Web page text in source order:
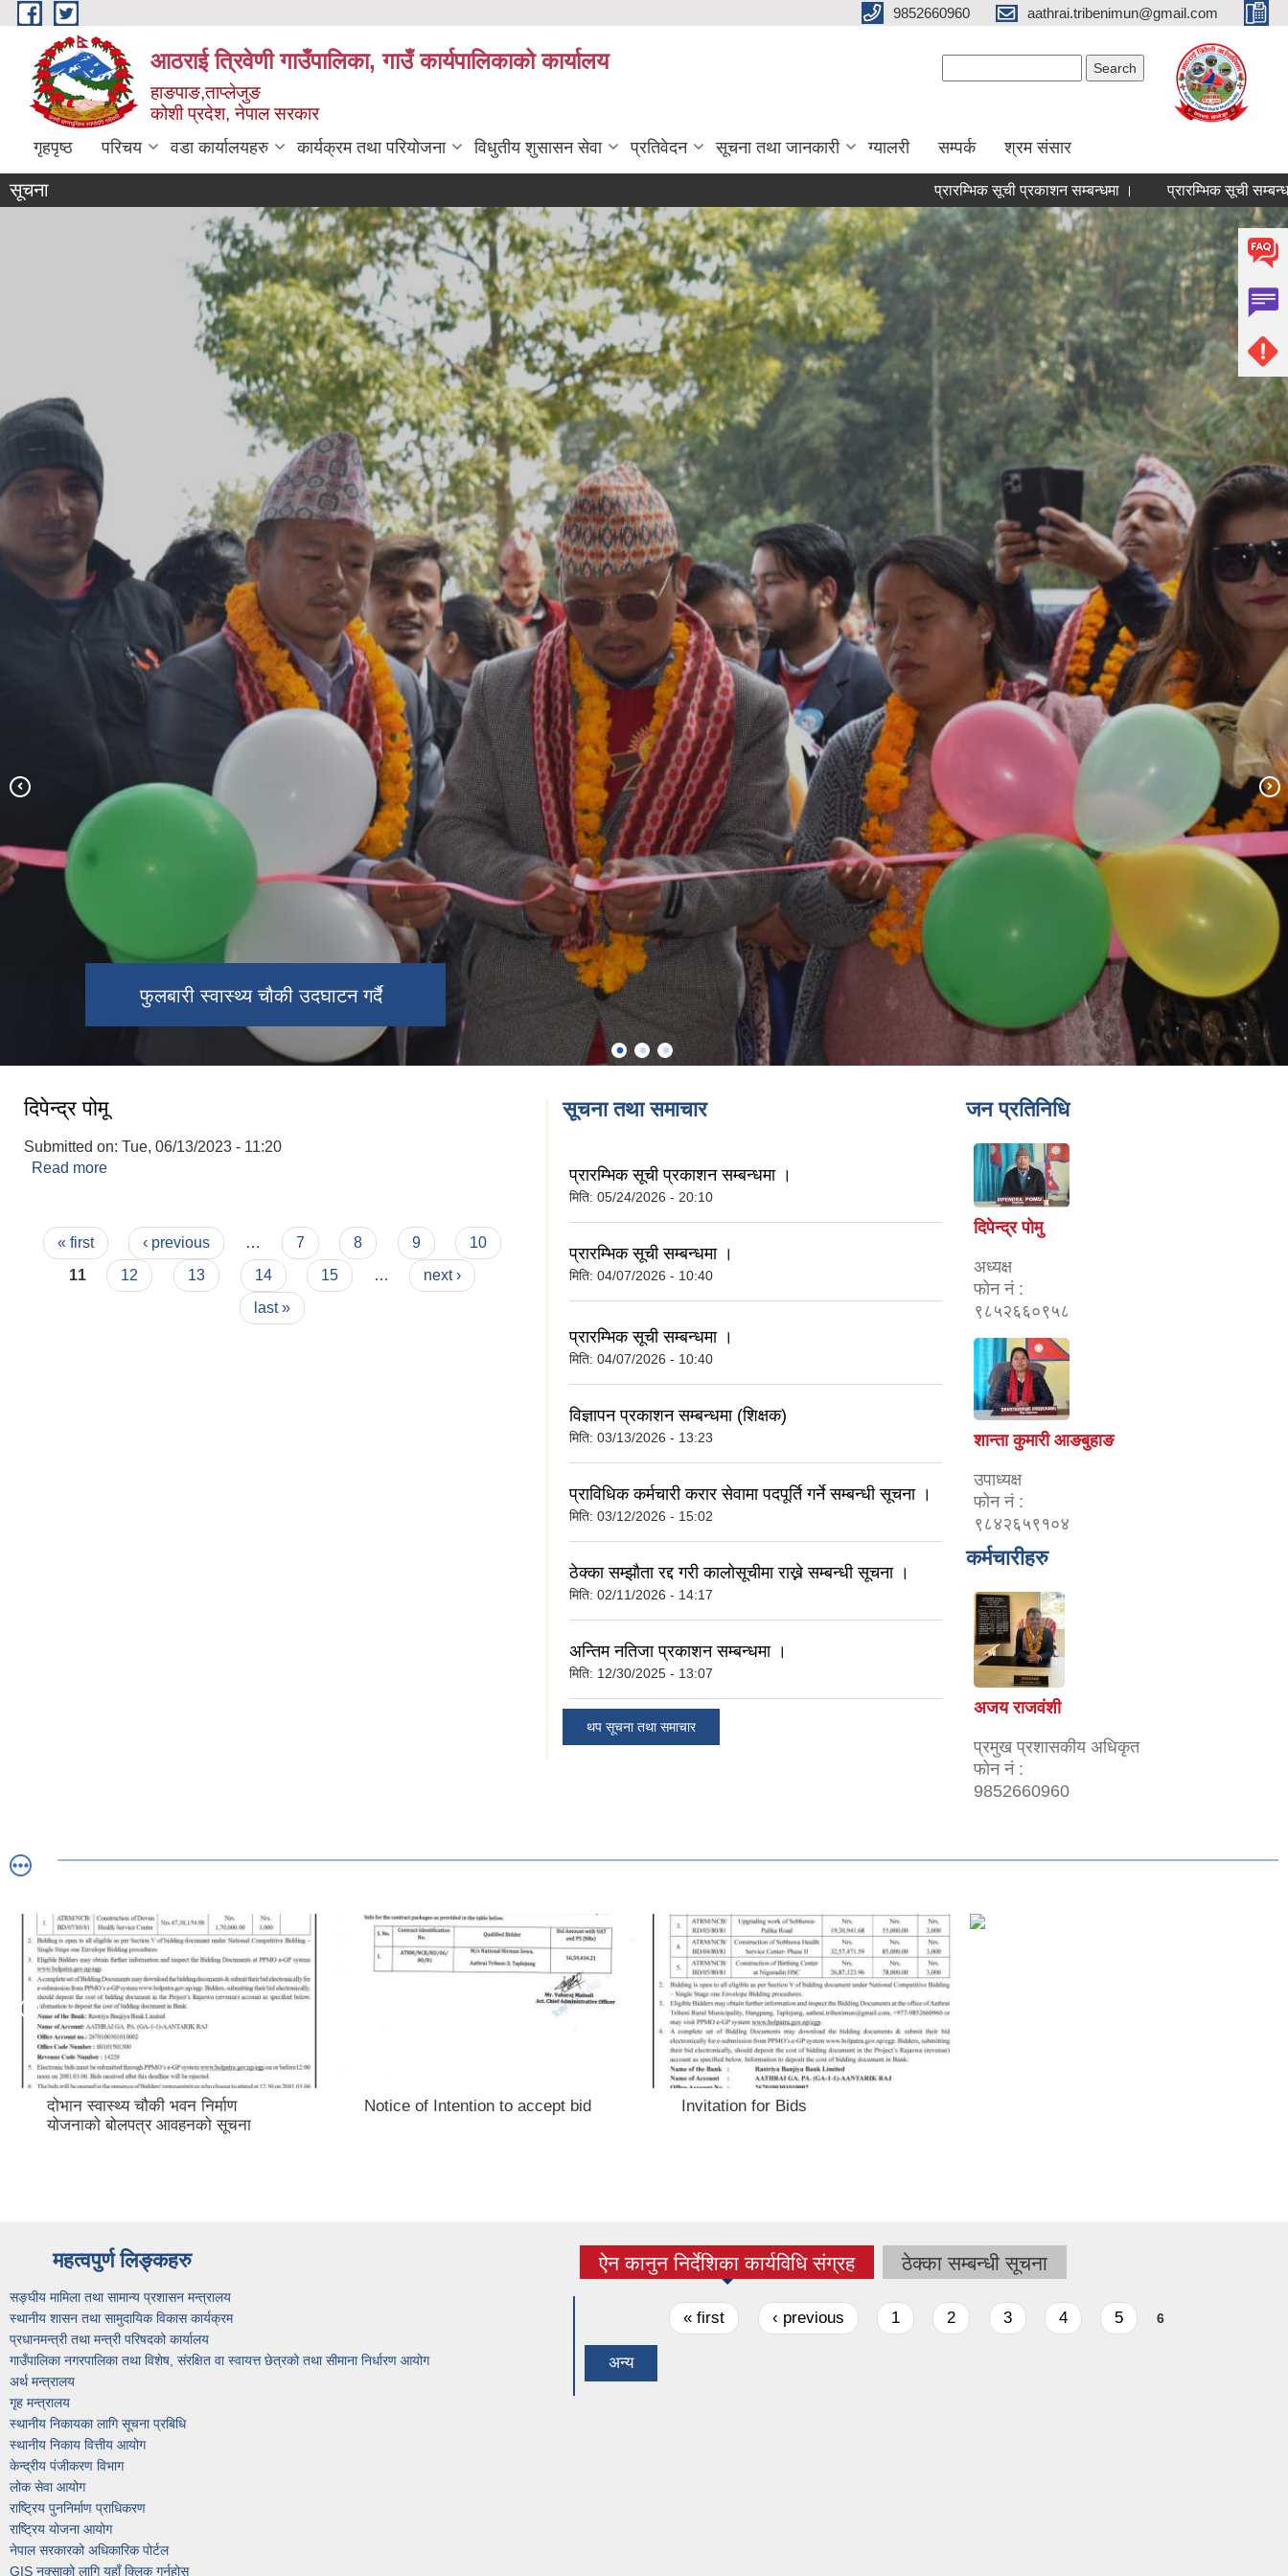
Skip to main content 9852660960 aathrai.tribenimun@gmail.com
आठराई त्रिवेणी गाउँपालिका, गाउँ कार्यपालिकाको कार्यालय
हाङपाङ,ताप्लेजुङ
कोशी प्रदेश, नेपाल सरकार
गृहपृष्ठ परिचय वडा कार्यालयहरु कार्यक्रम तथा परियोजना विधुतीय शुसासन सेवा प्रतिवेदन सूचना तथा जानकारी ग्यालरी सम्पर्क श्रम संसार
सूचना प्रारम्भिक सूची प्रकाशन सम्बन्धमा । प्रारम्भिक सूची सम्बन्धमा ।
फुलबारी स्वास्थ्य चौकी उदघाटन गर्दै
राष्ट्रपति रनिङ शिल्ड
उदघाटन कार्यक्रममा जि.स.स प्रमुख सहित
आठराई त्रिवेणी गाउँपालिका पदाधिकारी
दिपेन्द्र पोमू
Submitted on: Tue, 06/13/2023 - 11:20
Read more
Pages
« first ‹ previous … 7 8 9
10
11
12 13 14 15 …
next ›
last »
सूचना तथा समाचार
प्रारम्भिक सूची प्रकाशन सम्बन्धमा ।
मिति: 05/24/2026 - 20:10
प्रारम्भिक सूची सम्बन्धमा ।
मिति: 04/07/2026 - 10:40
प्रारम्भिक सूची सम्बन्धमा ।
मिति: 04/07/2026 - 10:40
विज्ञापन प्रकाशन सम्बन्धमा (शिक्षक)
मिति: 03/13/2026 - 13:23
प्राविधिक कर्मचारी करार सेवामा पदपूर्ति गर्ने सम्बन्धी सूचना ।
मिति: 03/12/2026 - 15:02
ठेक्का सम्झौता रद्द गरी कालोसूचीमा राख्ने सम्बन्धी सूचना ।
मिति: 02/11/2026 - 14:17
अन्तिम नतिजा प्रकाशन सम्बन्धमा ।
मिति: 12/30/2025 - 13:07
थप सूचना तथा समाचार
जन प्रतिनिधि
दिपेन्द्र पोमु
अध्यक्ष
फोन नं :
९८५२६६०९५८
शान्ता कुमारी आङबुहाङ
उपाध्यक्ष
फोन नं :
९८४२६५९१०४
कर्मचारीहरु
अजय राजवंशी
प्रमुख प्रशासकीय अधिकृत
फोन नं :
9852660960
दोभान स्वास्थ्य चौकी भवन निर्माण
योजनाको बोलपत्र आवहनको सूचना
Notice of Intention to accept bid Invitation for Bids
महत्वपुर्ण लिङ्कहरु
सङ्घीय मामिला तथा सामान्य प्रशासन मन्त्रालय
स्थानीय शासन तथा सामुदायिक विकास कार्यक्रम
प्रधानमन्त्री तथा मन्त्री परिषदको कार्यालय
गाउँपालिका नगरपालिका तथा विशेष, संरक्षित वा स्वायत्त छेत्रको तथा सीमाना निर्धारण आयोग
अर्थ मन्त्रालय
गृह मन्त्रालय
स्थानीय निकायका लागि सूचना प्रबिधि
स्थानीय निकाय वित्तीय आयोग
केन्द्रीय पंजीकरण विभाग
लोक सेवा आयोग
राष्ट्रिय पुननिर्माण प्राधिकरण
राष्ट्रिय योजना आयोग
नेपाल सरकारको अधिकारिक पोर्टल
GIS नक्साको लागि यहाँ क्लिक गर्नुहोस
ऐन कानुन निर्देशिका कार्यविधि संग्रह
(active tab) ठेक्का सम्बन्धी सूचना
« first ‹ previous 1 2 3 4 5 6
अन्य